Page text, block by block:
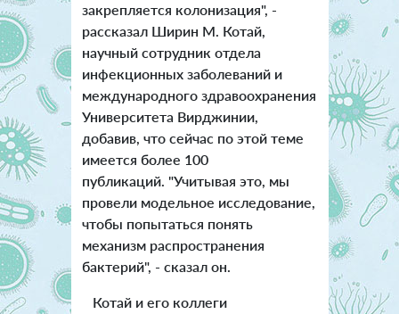
закрепляется колонизация", -
рассказал Ширин М. Котай,
научный сотрудник отдела
инфекционных заболеваний и
международного здравоохранения
Университета Вирджинии,
добавив, что сейчас по этой теме
имеется более 100
публикаций. "Учитывая это, мы
провели модельное исследование,
чтобы попытаться понять
механизм распространения
бактерий", - сказал он.
Котай и его коллеги